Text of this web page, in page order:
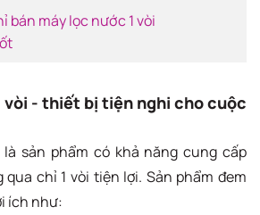
bán máy lọc nước 1 vòi
vòi - thiết bị tiện nghi cho cuộc
là sản phẩm có khả năng cung cấp
chỉ 1 vòi tiện lợi. Sản phẩm đem
ích như: